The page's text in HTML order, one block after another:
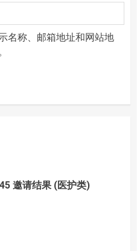
名称、邮箱地址和网站地
邀请结果 (医护类)